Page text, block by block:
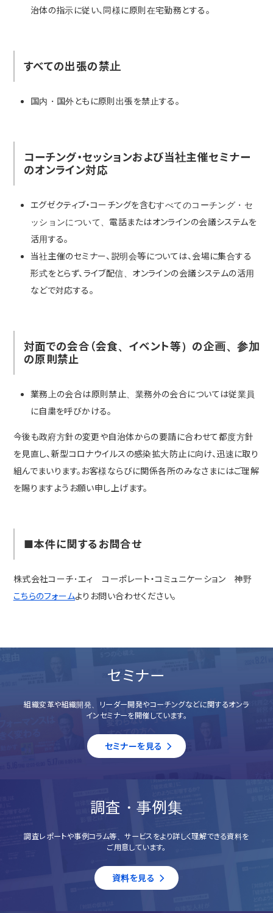
治体の指示に従い、同様に原則在宅勤務とする。
すべての出張の禁止
国内・国外ともに原則出張を禁止する。
コーチング・セッションおよび当社主催セミナー
のオンライン対応
エグゼクティブ・コーチングを含むすべてのコーチング・セ
ッションについて、電話またはオンラインの会議システムを
活用する。
当社主催のセミナー、説明会等については、会場に集合する
形式をとらず、ライブ配信、オンラインの会議システムの活用
などで対応する。
対面での会合（会食、イベント等）の企画、参加
の原則禁止
業務上の会合は原則禁止、業務外の会合については従業員
に自粛を呼びかける。
今後も政府方針の変更や自治体からの要請に合わせて都度方針
を見直し、新型コロナウイルスの感染拡大防止に向け、迅速に取り
組んでまいります。お客様ならびに関係各所のみなさまにはご理解
を賜りますようお願い申し上げます。
■本件に関するお問合せ
株式会社コーチ･エィ コーポレート・コミュニケーション 神野
こちらのフォームよりお問い合わせください。
セミナー
組織変革や組織開発、リーダー開発やコーチングなどに関するオンラ
インセミナーを開催しています。
セミナーを見る
調査・事例集
調査レポートや事例コラム等、サービスをより詳しく理解できる資料を
ご用意しています。
資料を見る